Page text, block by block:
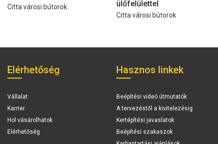
Citta városi bútorok
ülőfelülettel
Citta városi bútorok
Elérhetőség
Vállalat
Karrier
Hol vásárolhatok
Elérhetőség
Hasznos linkek
Beépítési videó útmutatók
A tervezéstől a kivitelezésig
Kertépítési javaslatok
Beépítési szakaszok